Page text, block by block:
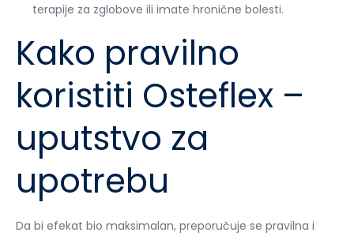
terapije za zglobove ili imate hronične bolesti.
Kako pravilno
koristiti Osteflex –
uputstvo za
upotrebu
Da bi efekat bio maksimalan, preporučuje se pravilna i